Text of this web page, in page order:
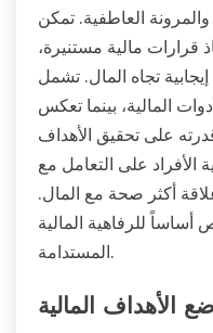
والمرونة العاطفية. تمكن
قرارات مالية مستنيرة،
إيجابية تجاه المال. تشمل
المالية، بينما تعكس
قدرته على تحقيق الأهداف
الأفراد على التعامل مع
أكثر صحة مع المال.
للرفاهية المالية
المستدامة.
الأهداف المالية